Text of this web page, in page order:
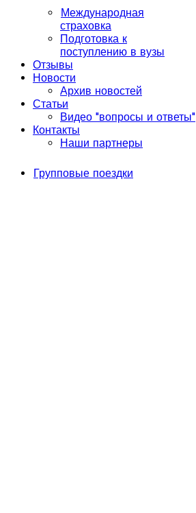
Международная
страховка
Подготовка к
поступлению в вузы
Отзывы
Новости
Архив новостей
Статьи
Видео "вопросы и ответы"
Контакты
Наши партнеры
Групповые поездки